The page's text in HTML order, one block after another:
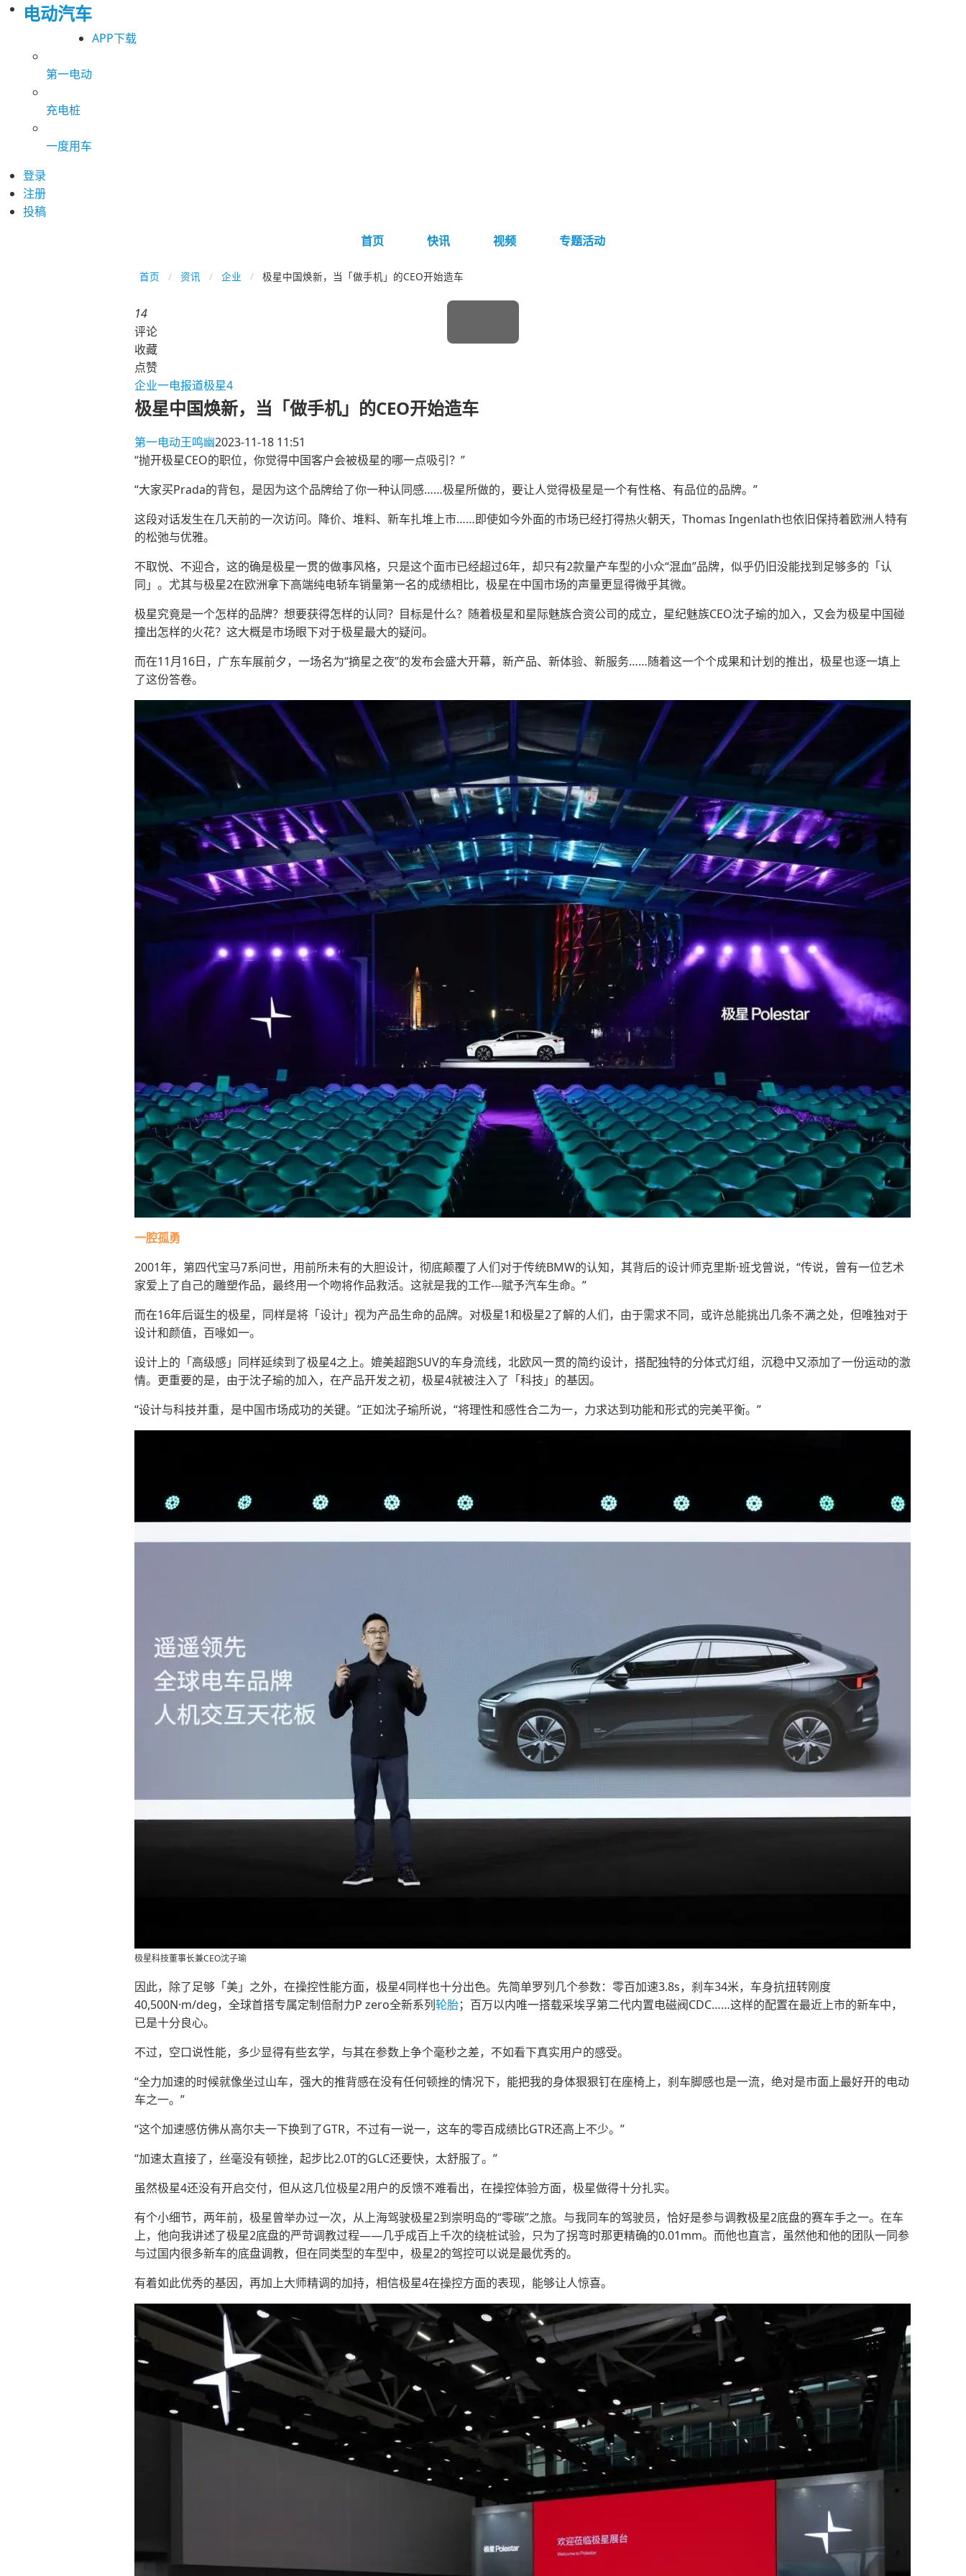
电动汽车
APP下载
第一电动
充电桩
一度用车
登录
注册
投稿
首页
快讯 视频 专题活动
首页 资讯 企业 极星中国焕新，当「做手机」的CEO开始造车
14
评论
收藏
点赞
企业一电报道极星4
极星中国焕新，当「做手机」的CEO开始造车
第一电动王鸣幽2023-11-18 11:51
“抛开极星CEO的职位，你觉得中国客户会被极星的哪一点吸引？”
“大家买Prada的背包，是因为这个品牌给了你一种认同感……极星所做的，要让人觉得极星是一个有性格、有品位的品牌。”
这段对话发生在几天前的一次访问。降价、堆料、新车扎堆上市……即使如今外面的市场已经打得热火朝天，Thomas Ingenlath也依旧保持着欧洲人特有
的松弛与优雅。
不取悦、不迎合，这的确是极星一贯的做事风格，只是这个面市已经超过6年，却只有2款量产车型的小众“混血”品牌，似乎仍旧没能找到足够多的「认
同」。尤其与极星2在欧洲拿下高端纯电轿车销量第一名的成绩相比，极星在中国市场的声量更显得微乎其微。
极星究竟是一个怎样的品牌？想要获得怎样的认同？目标是什么？随着极星和星际魅族合资公司的成立，星纪魅族CEO沈子瑜的加入，又会为极星中国碰
撞出怎样的火花？这大概是市场眼下对于极星最大的疑问。
而在11月16日，广东车展前夕，一场名为“摘星之夜”的发布会盛大开幕，新产品、新体验、新服务……随着这一个个成果和计划的推出，极星也逐一填上
了这份答卷。
一腔孤勇
2001年，第四代宝马7系问世，用前所未有的大胆设计，彻底颠覆了人们对于传统BMW的认知，其背后的设计师克里斯·班戈曾说，“传说，曾有一位艺术
家爱上了自己的雕塑作品，最终用一个吻将作品救活。这就是我的工作---赋予汽车生命。”
而在16年后诞生的极星，同样是将「设计」视为产品生命的品牌。对极星1和极星2了解的人们，由于需求不同，或许总能挑出几条不满之处，但唯独对于
设计和颜值，百喙如一。
设计上的「高级感」同样延续到了极星4之上。媲美超跑SUV的车身流线，北欧风一贯的简约设计，搭配独特的分体式灯组，沉稳中又添加了一份运动的激
情。更重要的是，由于沈子瑜的加入，在产品开发之初，极星4就被注入了「科技」的基因。
“设计与科技并重，是中国市场成功的关键。”正如沈子瑜所说，“将理性和感性合二为一，力求达到功能和形式的完美平衡。”
极星科技董事长兼CEO沈子瑜
因此，除了足够「美」之外，在操控性能方面，极星4同样也十分出色。先简单罗列几个参数：零百加速3.8s，刹车34米，车身抗扭转刚度
40,500N·m/deg，全球首搭专属定制倍耐力P zero全新系列轮胎；百万以内唯一搭载采埃孚第二代内置电磁阀CDC……这样的配置在最近上市的新车中，
已是十分良心。
不过，空口说性能，多少显得有些玄学，与其在参数上争个毫秒之差，不如看下真实用户的感受。
“全力加速的时候就像坐过山车，强大的推背感在没有任何顿挫的情况下，能把我的身体狠狠钉在座椅上，刹车脚感也是一流，绝对是市面上最好开的电动
车之一。”
“这个加速感仿佛从高尔夫一下换到了GTR，不过有一说一，这车的零百成绩比GTR还高上不少。”
“加速太直接了，丝毫没有顿挫，起步比2.0T的GLC还要快，太舒服了。”
虽然极星4还没有开启交付，但从这几位极星2用户的反馈不难看出，在操控体验方面，极星做得十分扎实。
有个小细节，两年前，极星曾举办过一次，从上海驾驶极星2到崇明岛的“零碳”之旅。与我同车的驾驶员，恰好是参与调教极星2底盘的赛车手之一。在车
上，他向我讲述了极星2底盘的严苛调教过程——几乎成百上千次的绕桩试验，只为了拐弯时那更精确的0.01mm。而他也直言，虽然他和他的团队一同参
与过国内很多新车的底盘调教，但在同类型的车型中，极星2的驾控可以说是最优秀的。
有着如此优秀的基因，再加上大师精调的加持，相信极星4在操控方面的表现，能够让人惊喜。